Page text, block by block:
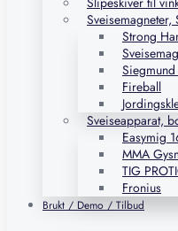
Strong
Fireball
Sveiseapparat,
Easymig
MMA
TIG
Fronius
Brukt / Demo / Tilbud